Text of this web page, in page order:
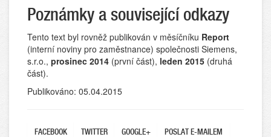
Poznámky a související odkazy
Tento text byl rovněž publikován v měsíčníku Report
(interní noviny pro zaměstnance) společnosti Siemens,
s.r.o., prosinec 2014 (první část), leden 2015 (druhá
část).
Publikováno: 05.04.2015
FACEBOOK TWITTER GOOGLE+
POSLAT E-MAILEM